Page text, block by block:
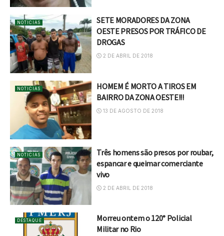
NOTICIAS
SETE MORADORES DA ZONA
OESTE PRESOS POR TRÁFICO DE
DROGAS
2 DE ABRIL DE 2018
NOTICIAS
HOMEM É MORTO A TIROS EM
BAIRRO DA ZONA OESTE!!!
13 DE AGOSTO DE 2018
NOTICIAS
Três homens são presos por roubar,
espancar e queimar comerciante
vivo
2 DE ABRIL DE 2018
DESTAQUE
Morreu ontem o 120° Policial
Militar no Rio